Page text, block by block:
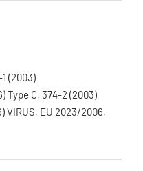
(2003)
Type C, 374-2 (2003)
VIRUS, EU 2023/2006,